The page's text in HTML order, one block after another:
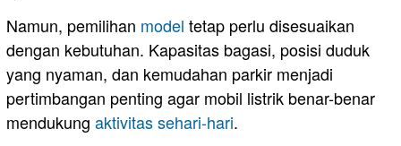
Namun, pemilihan model tetap perlu disesuaikan
dengan kebutuhan. Kapasitas bagasi, posisi duduk
yang nyaman, dan kemudahan parkir menjadi
pertimbangan penting agar mobil listrik benar-benar
mendukung aktivitas sehari-hari.